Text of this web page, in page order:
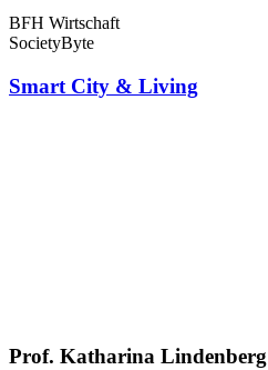
BFH Wirtschaft
SocietyByte
Smart City & Living
Prof. Katharina Lindenberg